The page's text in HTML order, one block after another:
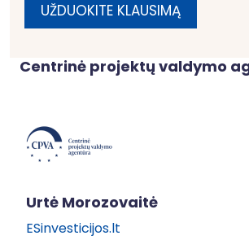
UŽDUOKITE KLAUSIMĄ
Centrinė projektų valdymo
Urtė Morozovaitė
ESinvesticijos.lt